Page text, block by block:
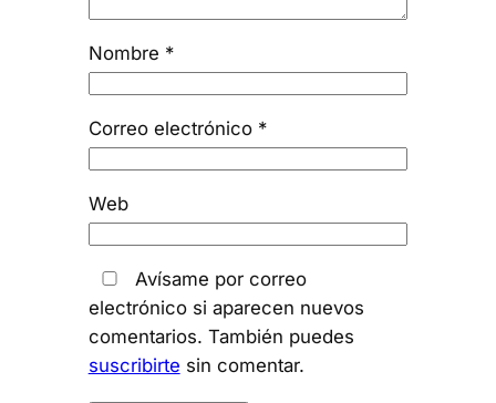
Nombre *
Correo electrónico *
Web
Avísame por correo
electrónico si aparecen nuevos
comentarios. También puedes
suscribirte sin comentar.